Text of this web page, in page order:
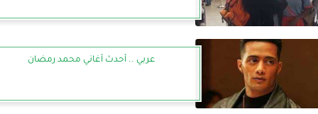
عربي .. أحدث أغاني محمد رمضان